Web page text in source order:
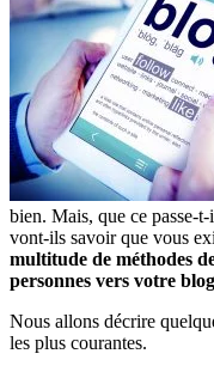
bien. Mais, que ce passe-
vont-ils savoir que vous
multitude de méthodes
personnes vers votre blog
Nous allons décrire
les plus courantes.